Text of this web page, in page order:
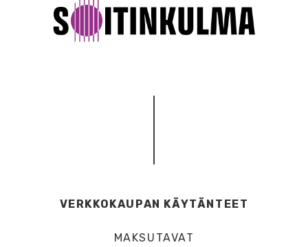
VERKKOKAUPAN KÄYTÄNTEET
MAKSUTAVAT